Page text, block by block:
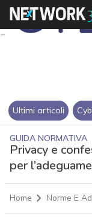
Ultimi articoli
GUIDA NORMATIVA
Privacy e
per
Home Norme E